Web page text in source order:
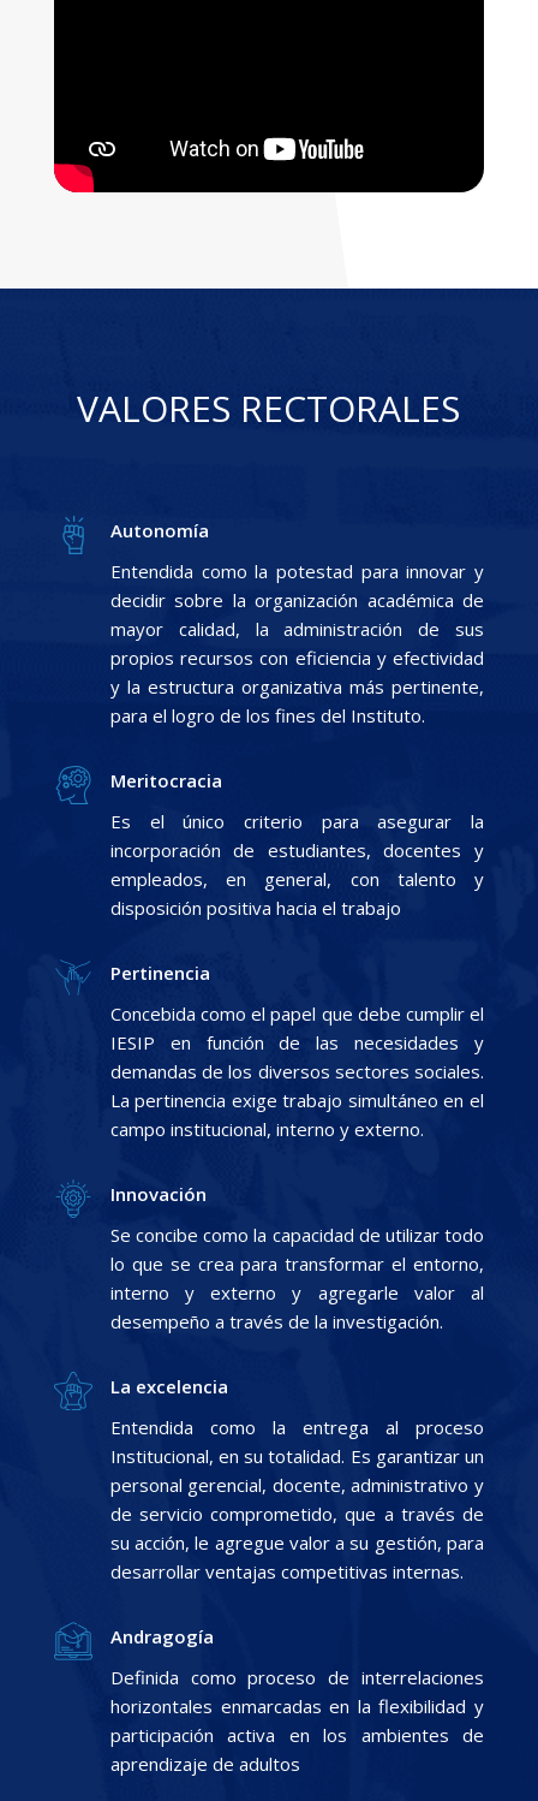
VALORES RECTORALES
Autonomía
Entendida como la potestad para innovar y
decidir sobre la organización académica de
mayor calidad, la administración de sus
propios recursos con eficiencia y efectividad
y la estructura organizativa más pertinente,
para el logro de los fines del Instituto.
Meritocracia
Es el único criterio para asegurar la
incorporación de estudiantes, docentes y
empleados, en general, con talento y
disposición positiva hacia el trabajo
Pertinencia
Concebida como el papel que debe cumplir el
IESIP en función de las necesidades y
demandas de los diversos sectores sociales.
La pertinencia exige trabajo simultáneo en el
campo institucional, interno y externo.
Innovación
Se concibe como la capacidad de utilizar todo
lo que se crea para transformar el entorno,
interno y externo y agregarle valor al
desempeño a través de la investigación.
La excelencia
Entendida como la entrega al proceso
Institucional, en su totalidad. Es garantizar un
personal gerencial, docente, administrativo y
de servicio comprometido, que a través de
su acción, le agregue valor a su gestión, para
desarrollar ventajas competitivas internas.
Andragogía
Definida como proceso de interrelaciones
horizontales enmarcadas en la flexibilidad y
participación activa en los ambientes de
aprendizaje de adultos